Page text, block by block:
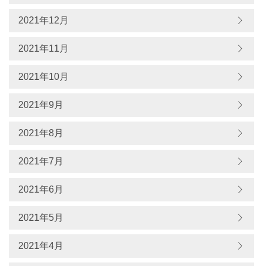
2021年12月
2021年11月
2021年10月
2021年9月
2021年8月
2021年7月
2021年6月
2021年5月
2021年4月